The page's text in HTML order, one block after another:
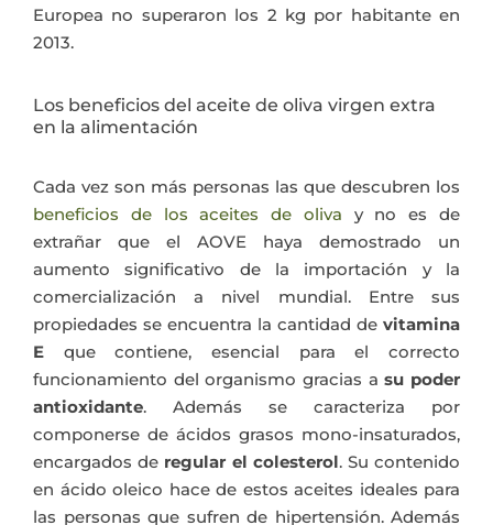
Europea no superaron los 2 kg por habitante en
2013.
Los beneficios del aceite de oliva virgen extra
en la alimentación
Cada vez son más personas las que descubren los
beneficios de los aceites de oliva y no es de
extrañar que el AOVE haya demostrado un
aumento significativo de la importación y la
comercialización a nivel mundial. Entre sus
propiedades se encuentra la cantidad de vitamina
E que contiene, esencial para el correcto
funcionamiento del organismo gracias asu poder
antioxidante. Además se caracteriza por
componerse de ácidos grasos mono-insaturados,
encargados de regular el colesterol. Su contenido
en ácido oleico hace de estos aceites ideales para
las personas que sufren de hipertensión. Además